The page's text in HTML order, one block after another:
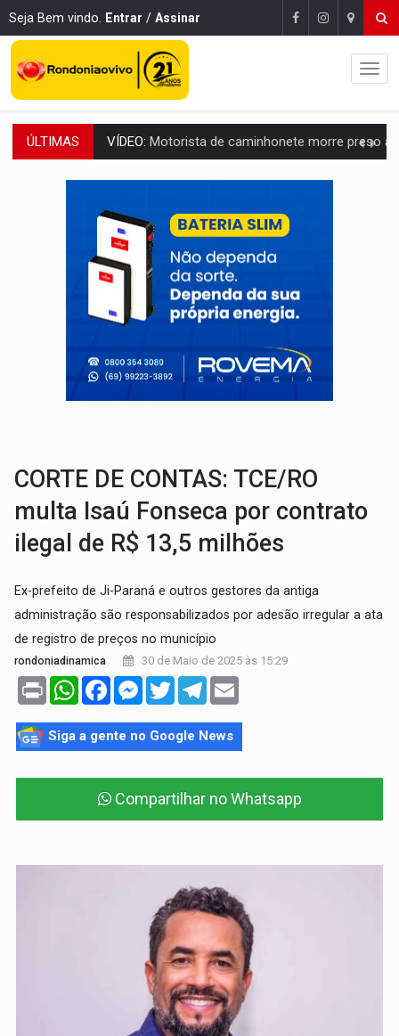
Seja Bem vindo. Entrar / Assinar
ÚLTIMAS LAZER:Seis lugares gratuitos para aproveitar o fim de semana
VÍDEO:FTICCO e Força Tática prendem membro do CV com arma e drogas
INCLUSÃO:Prefeitura fortalece parceria com a APAE para ampliar ações
DEFESA: Exército testa inovações no combate a drones durante
TEMAS SOCIOAMBIENTAIS:
PREVISÃO:Interior de Rondônia terá sábado (8) de calor intenso
INFRAESTRUTURA:Após quase 30 anos de espera, asfalto chega ao
CORTE DE CONTAS: TCE/RO
multa Isaú Fonseca por contrato
ilegal de R$ 13,5 milhões
Ex-prefeito de Ji-Paraná e outros gestores da antiga
administração são responsabilizados por adesão irregular a ata
de registro de preços no município
rondoniadinamica 30 de Maio de 2025 às 15:29
Print WhatsAppFacebookMessenger
TwitterTelegram
Siga a gente no Google News
Compartilhar no Whatsapp